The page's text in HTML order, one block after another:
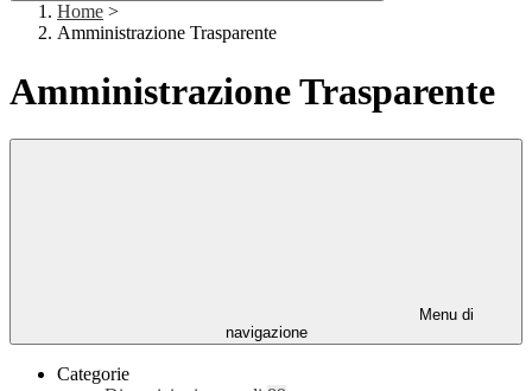
Home >
Amministrazione Trasparente
Amministrazione Trasparente
Menu di
navigazione
Categorie